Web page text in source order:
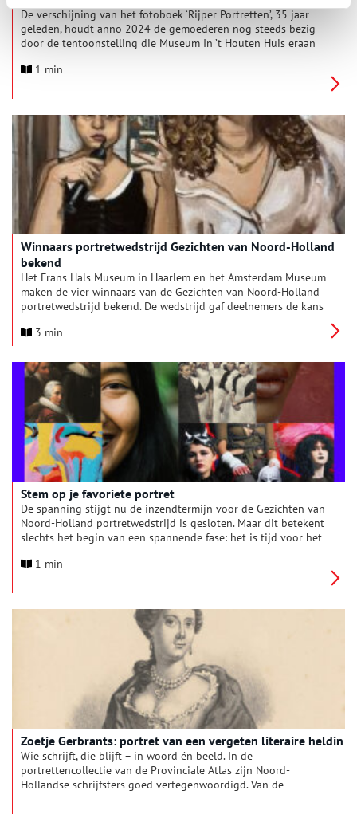
De verschijning van het fotoboek ‘Rijper Portretten’, 35 jaar
geleden, houdt anno 2024 de gemoederen nog steeds bezig
door de tentoonstelling die Museum In ’t Houten Huis eraan
van de tentoonstelling geopend voor publiek. Deze expositie
1 min
Winnaars portretwedstrijd Gezichten van Noord-Holland
bekend
Het Frans Hals Museum in Haarlem en het Amsterdam Museum
maken de vier winnaars van de Gezichten van Noord-Holland
portretwedstrijd bekend. De wedstrijd gaf deelnemers de kans
gebruikmakend van verschillende vormen als foto, video,
1.082 inzendingen drie prijswinnende portretten. Daarnaast is
uit de ruim 22.000 stemmen is de publieksprijs bekend
geworden.
3 min
Stem op je favoriete portret
De spanning stijgt nu de inzendtermijn voor de Gezichten van
Noord-Holland portretwedstrijd is gesloten. Maar dit betekent
slechts het begin van een spannende fase: het is tijd voor het
terwijl de juryleden zich gaan beraden over de andere
1 min
Zoetje Gerbrants: portret van een vergeten literaire heldin
Wie schrijft, die blijft – in woord én beeld. In de
portrettencollectie van de Provinciale Atlas zijn Noord-
Hollandse schrijfsters goed vertegenwoordigd. Van de